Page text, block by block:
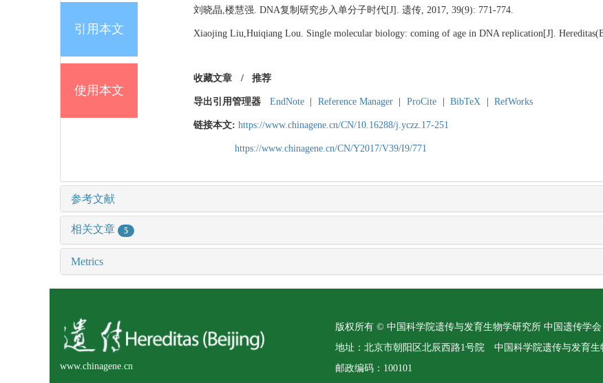
引用本文
刘晓晶,楼慧强. DNA复制研究步入单分子时代[J]. 遗传, 2017, 39(9): 771-774.
Xiaojing Liu,Huiqiang Lou. Single molecular biology: coming of age in DNA replication[J].
使用本文
收藏文章 / 推荐
导出引用管理器 EndNote Reference Manager ProCite BibTeX RefWorks
链接本文: https://www.chinagene.cn/CN/10.16288/j.yczz.17-251
https://www.chinagene.cn/CN/Y2017/V39/I9/771
参考文献
相关文章 5
Metrics
www.chinagene.cn
版权所有 © 中国科学院遗传与发育生物学研究所 中国遗传学会
地址：北京市朝阳区北辰西路1号院 中国科学院遗传与发育
邮政编码：100101